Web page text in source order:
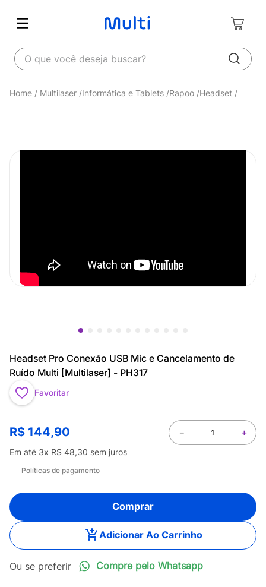
O que você deseja buscar?
Multilaser Informática e Tablets Rapoo Headset
Headset Pro Conexão USB Mic e Cancelamento de
Ruído Multi [Multilaser] - PH317
Favoritar
R$ 144,90
Em até 3x R$ 48,30 sem juros
＋
－
Políticas de pagamento
Comprar
Adicionar Ao Carrinho
Compre pelo Whatsapp